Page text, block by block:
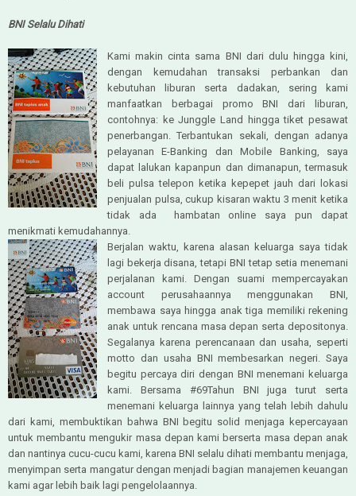
BNI Selalu Dihati
Kami makin cinta sama BNI dari dulu hingga kini,
dengan kemudahan transaksi perbankan dan
kebutuhan liburan serta dadakan, sering kami
manfaatkan berbagai promo BNI dari liburan,
contohnya: ke Junggle Land hingga tiket pesawat
penerbangan. Terbantukan sekali, dengan adanya
pelayanan E-Banking dan Mobile Banking, saya
dapat lalukan kapanpun dan dimanapun, termasuk
beli pulsa telepon ketika kepepet jauh dari lokasi
penjualan pulsa, cukup kisaran waktu 3 menit ketika
tidak ada hambatan online saya pun dapat
menikmati kemudahannya.
Berjalan waktu, karena alasan keluarga saya tidak
lagi bekerja disana, tetapi BNI tetap setia menemani
perjalanan kami. Dengan suami mempercayakan
account perusahaannya menggunakan BNI,
membawa saya hingga anak tiga memiliki rekening
anak untuk rencana masa depan serta depositonya.
Segalanya karena perencanaan dan usaha, seperti
motto dan usaha BNI membesarkan negeri. Saya
begitu percaya diri dengan BNI menemani keluarga
kami. Bersama #69Tahun BNI juga turut serta
menemani keluarga lainnya yang telah lebih dahulu
dari kami, membuktikan bahwa BNI begitu solid menjaga kepercayaan
untuk membantu mengukir masa depan kami berserta masa depan anak
dan nantinya cucu-cucu kami, karena BNI selalu dihati membantu menjaga,
menyimpan serta mangatur dengan menjadi bagian manajemen keuangan
kami agar lebih baik lagi pengelolaannya.